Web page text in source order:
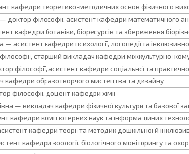
кафедри теоретико-методичних основ фізичного
філософії, асистент кафедри математичного
кафедри ботаніки, біоресурсів та збереження
асистент кафедри психології, логопедії та
старший викладач кафедри міжкультурної
філософії, асистент кафедри соціальної та практичної
кафедри образотворчого мистецтва та дизайну
філософії, доцент кафедри хімії
— викладач кафедри фізичної культури та базової
кафедри комп’ютерних наук та інформаційних
кафедри теорії та методик дошкільної й
кафедри зоології, біологічного моніторингу та